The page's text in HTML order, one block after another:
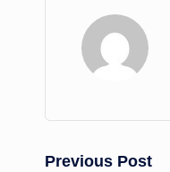
Previous Post